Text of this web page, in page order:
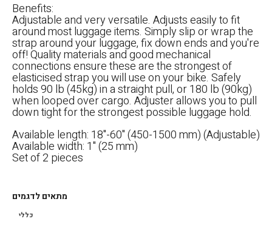
Benefits:
Adjustable and very versatile. Adjusts easily to fit
around most luggage items. Simply slip or wrap the
strap around your luggage, fix down ends and you're
off! Quality materials and good mechanical
connections ensure these are the strongest of
elasticised strap you will use on your bike. Safely
holds 90 lb (45kg) in a straight pull, or 180 lb (90kg)
when looped over cargo. Adjuster allows you to pull
down tight for the strongest possible luggage hold.
Available length: 18"-60" (450-1500 mm) (Adjustable)
Available width: 1" (25 mm)
Set of 2 pieces
מתאים לדגמים
כללי